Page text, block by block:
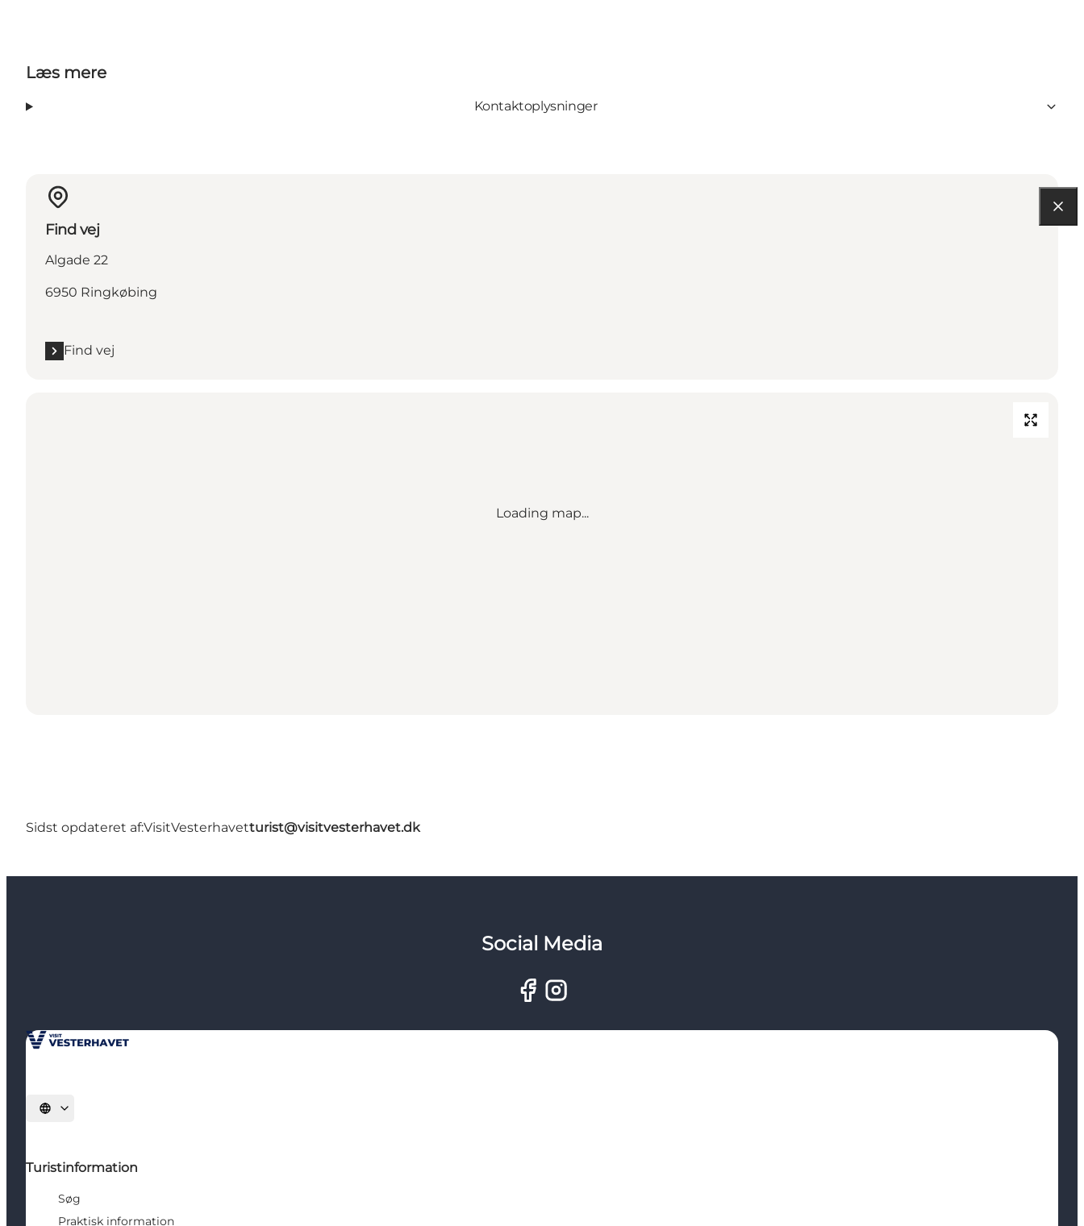
Læs mere
Kontaktoplysninger
Find vej
Algade 22
6950 Ringkøbing
Find vej
Loading map...
Sidst opdateret af:VisitVesterhavetturist@visitvesterhavet.dk
Social Media
Vælg sprog
Turistinformation
Søg
Praktisk information